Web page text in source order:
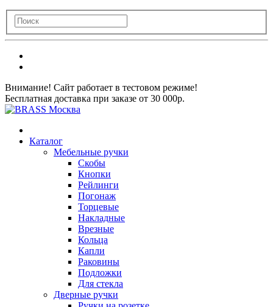
Внимание! Сайт работает в тестовом режиме!
Бесплатная доставка при заказе от 30 000р.
Каталог
Мебельные ручки
Скобы
Кнопки
Рейлинги
Погонаж
Торцевые
Накладные
Врезные
Кольца
Капли
Раковины
Подложки
Для стекла
Дверные ручки